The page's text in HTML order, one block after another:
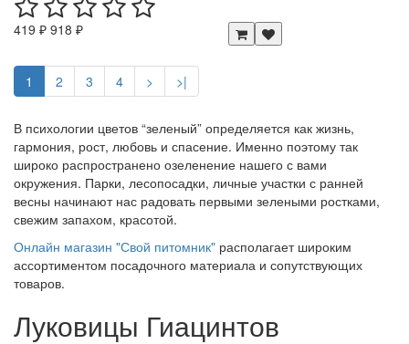
419 ₽ 918 ₽
1 2 3 4 > >|
В психологии цветов “зеленый” определяется как жизнь,
гармония, рост, любовь и спасение. Именно поэтому так
широко распространено озеленение нашего с вами
окружения. Парки, лесопосадки, личные участки с ранней
весны начинают нас радовать первыми зелеными ростками,
свежим запахом, красотой.
Онлайн магазин "Свой питомник" располагает широким
ассортиментом посадочного материала и сопутствующих
товаров.
Луковицы Гиацинтов